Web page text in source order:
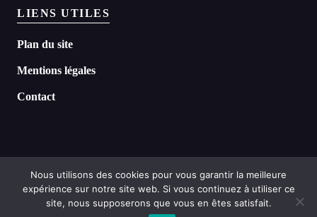
LIENS UTILES
Plan du site
Mentions légales
Contact
©2026 Headline tous droits réservés
Nous utilisons des cookies pour vous garantir la meilleure
expérience sur notre site web. Si vous continuez à utiliser ce
site, nous supposerons que vous en êtes satisfait.